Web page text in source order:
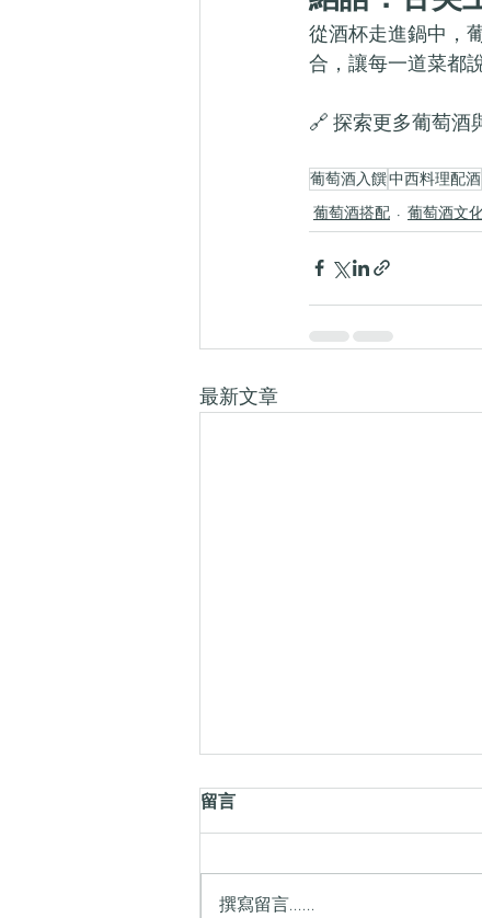
從酒杯走進鍋中，
合，讓每一道菜都
🔗 探索更多葡萄酒
葡萄酒入饌中西料理配酒
葡萄酒搭配
葡萄酒文
最新文章
留言
撰寫留言......